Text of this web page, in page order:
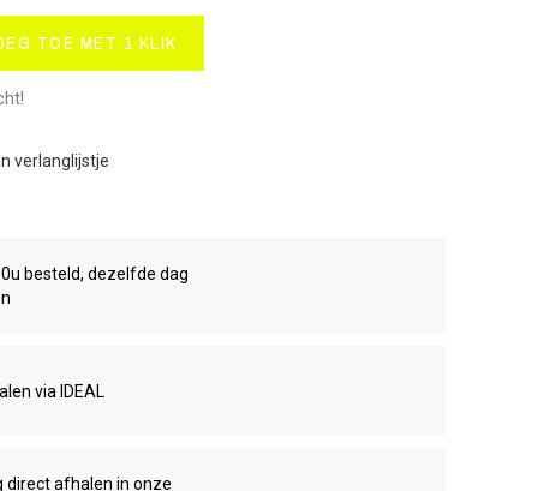
TOE MET 1 KLIK
verlanglijstje
besteld, dezelfde dag
via IDEAL
direct afhalen in onze